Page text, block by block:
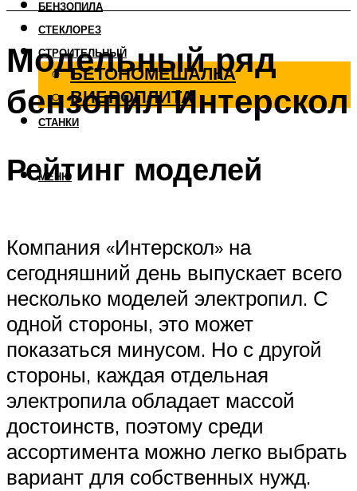
БЕНЗОПИЛА
СТЕКЛОРЕЗ
СТРОИТЕЛЬНЫЙ
БЕТОНОМЕШАЛКА
ВИБРОПЛИТА
СТАНКИ
МЕНЮ
Модельный ряд
бензопил Интерскол
Рейтинг моделей
Компания «Интерскол» на
сегодняшний день выпускает всего
несколько моделей электропил. С
одной стороны, это может
показаться минусом. Но с другой
стороны, каждая отдельная
электропила обладает массой
достоинств, поэтому среди
ассортимента можно легко выбрать
вариант для собственных нужд.